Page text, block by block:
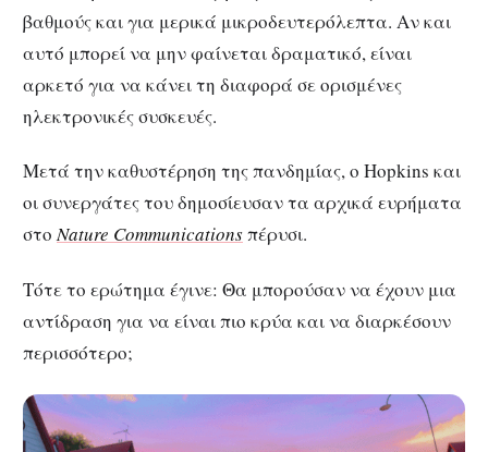
βαθμούς και για μερικά μικροδευτερόλεπτα. Αν και
αυτό μπορεί να μην φαίνεται δραματικό, είναι
αρκετό για να κάνει τη διαφορά σε ορισμένες
ηλεκτρονικές συσκευές.
Μετά την καθυστέρηση της πανδημίας, ο Hopkins και
οι συνεργάτες του δημοσίευσαν τα αρχικά ευρήματα
στοNature Communicationsπέρυσι.
Τότε το ερώτημα έγινε: Θα μπορούσαν να έχουν μια
αντίδραση για να είναι πιο κρύα και να διαρκέσουν
περισσότερο;